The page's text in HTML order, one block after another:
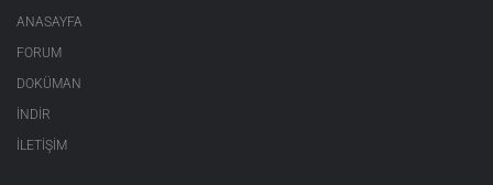
ANASAYFA
FORUM
DOKÜMAN
İNDİR
İLETİŞİM